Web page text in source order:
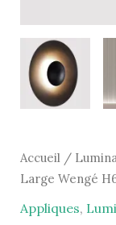
Accueil/
Large Wengé
Appliques,